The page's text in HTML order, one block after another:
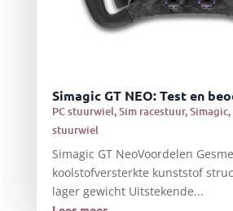
Simagic GT NEO: Test en
PC stuurwiel,Sim racestuur,Simagic,
stuurwiel
Simagic GT NeoVoordelen
koolstofversterkte kunststof
lager gewicht Uitstekende...